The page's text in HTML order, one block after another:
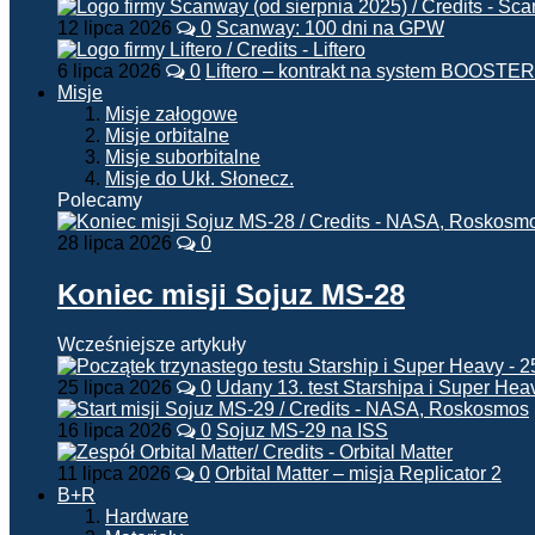
12 lipca 2026 0 Scanway: 100 dni na GPW
6 lipca 2026 0 Liftero – kontrakt na system BOOSTER
Misje
Misje załogowe
Misje orbitalne
Misje suborbitalne
Misje do Ukł. Słonecz.
Polecamy
28 lipca 2026 0
Koniec misji Sojuz MS-28
Wcześniejsze artykuły
25 lipca 2026 0 Udany 13. test Starshipa i Super
16 lipca 2026 0 Sojuz MS-29 na ISS
11 lipca 2026 0 Orbital Matter – misja Replicator 2
B+R
Hardware